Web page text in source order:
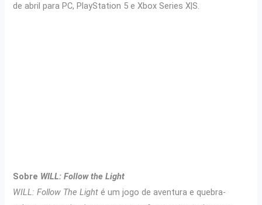
p
o
m
k
de abril para PC, PlayStation 5 e Xbox Series X|S.
Sobre WILL: Follow the Light
WILL: Follow The Light é um jogo de aventura e quebra-